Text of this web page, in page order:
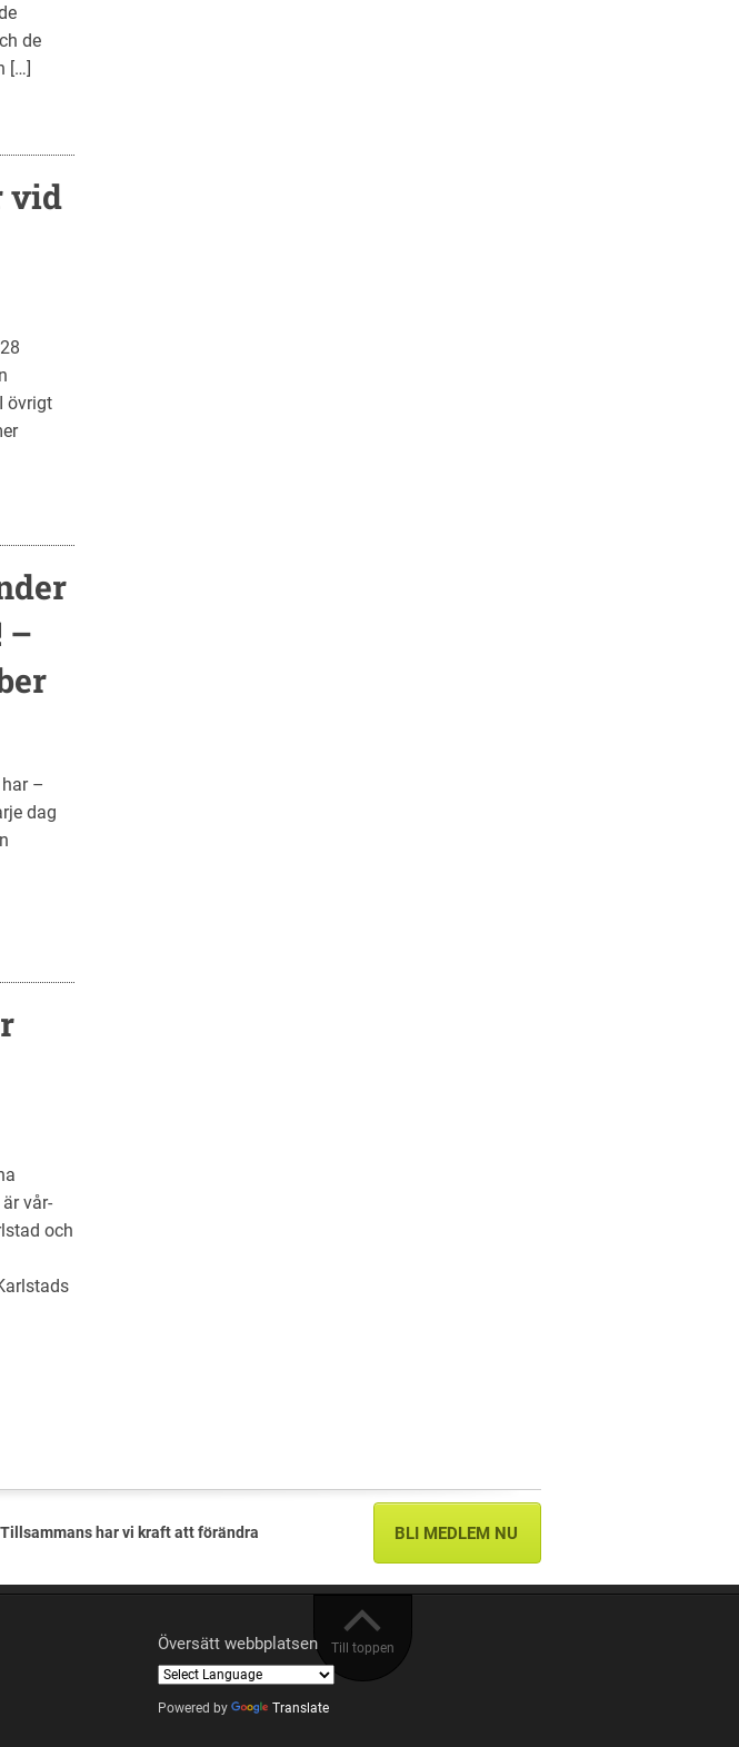
de
[…]
vid
övrigt
–
–
dag
vår-
och
Tillsammans har vi kraft att förändra BLI MEDLEM NU
Till toppen
Översätt webbplatsen
Powered by Translate